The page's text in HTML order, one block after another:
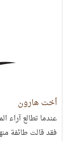
أخت هارون
عندما تطالع آراء
فقد قالت طائفة